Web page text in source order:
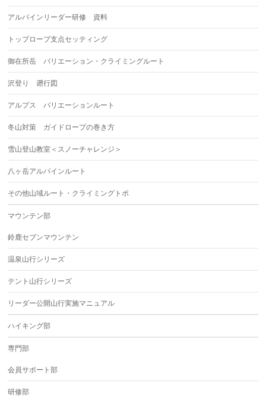
アルパインリーダー研修 資料
トップロープ支点セッティング
御在所岳 バリエーション・クライミングルート
沢登り 遡行図
アルプス バリエーションルート
冬山対策 ガイドロープの巻き方
雪山登山教室＜スノーチャレンジ＞
八ヶ岳アルパインルート
その他山域ルート・クライミングトポ
マウンテン部
鈴鹿セブンマウンテン
温泉山行シリーズ
テント山行シリーズ
リーダー公開山行実施マニュアル
ハイキング部
専門部
会員サポート部
研修部